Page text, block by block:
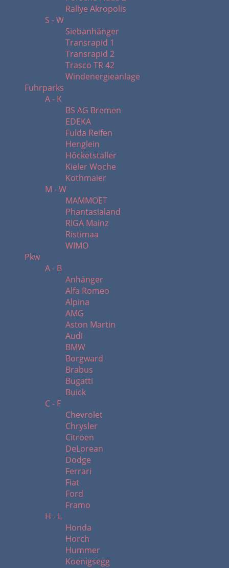
Rallye Akropolis
S - W
Siebanhänger
Transrapid 1
Transrapid 2
Trasco TR 42
Windenergieanlage
Fuhrparks
A - K
BS AG Bremen
EDEKA
Fulda Reifen
Henglein
Höcketstaller
Kieler Woche
Kothmaier
M - W
MAMMOET
Phantasialand
RIGA Mainz
Ristimaa
WIMO
Pkw
A - B
Anhänger
Alfa Romeo
Alpina
AMG
Aston Martin
Audi
BMW
Borgward
Brabus
Bugatti
Buick
C - F
Chevrolet
Chrysler
Citroen
DeLorean
Dodge
Ferrari
Fiat
Ford
Framo
H - L
Honda
Horch
Hummer
Koenigsegg